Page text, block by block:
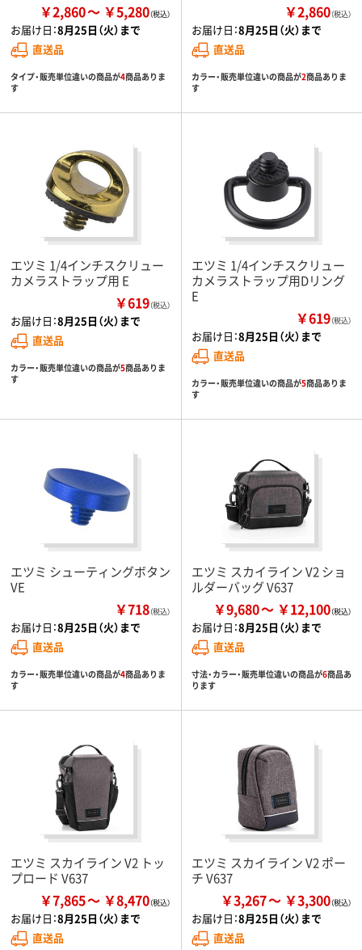
￥2,860 ￥5,280
お届け日：8月25日（火）まで
直送品
タイプ・販売単位違いの商品が4商品ありま
す
￥2,860（税込）
お届け日：8月25日（火）まで
直送品
カラー・販売単位違いの商品が2商品ありま
す
エツミ 1/4インチスクリュー
カメラストラップ用 E
￥619（税込）
お届け日：8月25日（火）まで
直送品
カラー・販売単位違いの商品が5商品ありま
す
エツミ 1/4インチスクリュー
カメラストラップ用Dリング
E
￥619（税込）
お届け日：8月25日（火）まで
直送品
カラー・販売単位違いの商品が5商品ありま
す
エツミ シューティングボタン
VE
￥718（税込）
お届け日：8月25日（火）まで
直送品
カラー・販売単位違いの商品が4商品ありま
す
エツミ スカイライン V2 ショ
ルダーバッグ V637
￥9,680 ￥12,100
お届け日：8月25日（火）まで
直送品
寸法・カラー・販売単位違いの商品が6商品あ
ります
エツミ スカイライン V2 トッ
プロード V637
￥7,865 ￥8,470
お届け日：8月25日（火）まで
直送品
エツミ スカイライン V2 ポー
チ V637
￥3,267 ￥3,300
お届け日：8月25日（火）まで
直送品